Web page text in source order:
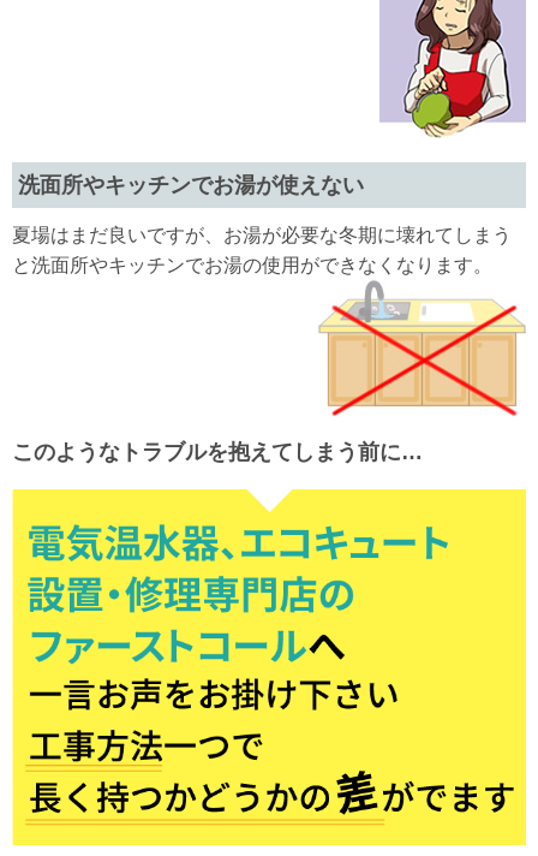
洗面所やキッチンでお湯が使えない
夏場はまだ良いですが、お湯が必要な冬期に壊れてしまう
と洗面所やキッチンでお湯の使用ができなくなります。
このようなトラブルを抱えてしまう前に…